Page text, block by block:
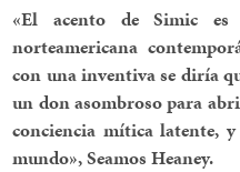
«El acento de Simic
norteamericana
con una inventiva se diría
un don asombroso para
conciencia mítica latente,
mundo», Seamos Heaney.